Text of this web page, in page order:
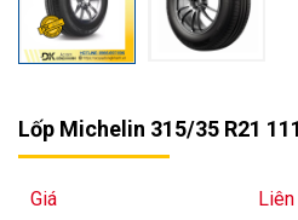
Lốp Michelin 315/35 R21
Giá